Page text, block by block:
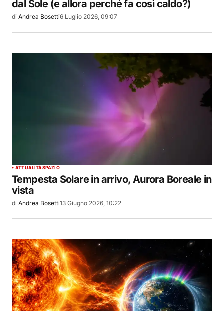
dal Sole (e allora perché fa così caldo?)
di Andrea Bosetti6 Luglio 2026, 09:07
ATTUALITÀSPAZIO
Tempesta Solare in arrivo, Aurora Boreale in
vista
di Andrea Bosetti13 Giugno 2026, 10:22